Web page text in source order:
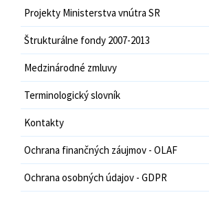
Projekty Ministerstva vnútra SR
Štrukturálne fondy 2007-2013
Medzinárodné zmluvy
Terminologický slovník
Kontakty
Ochrana finančných záujmov - OLAF
Ochrana osobných údajov - GDPR